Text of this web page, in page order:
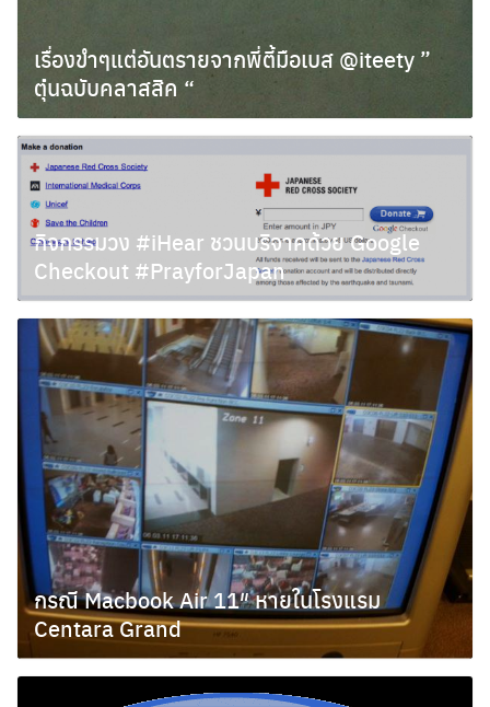
เรื่องขำๆแต่อันตรายจากพี่ตี้มือเบส @iteety ”
ตุ๋นฉบับคลาสสิค “
เมษายน 7, 2011
กิจกรรมวง #iHear ชวนบริจาคด้วย Google
Checkout #PrayforJapan
มีนาคม 23, 2011
กรณี Macbook Air 11″ หายในโรงแรม
Centara Grand
มีนาคม 8, 2011